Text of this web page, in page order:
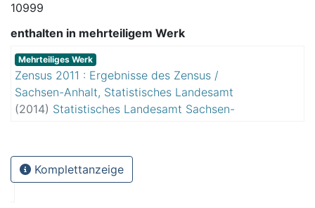
10999
enthalten in mehrteiligem Werk
Mehrteiliges Werk
Zensus 2011 : Ergebnisse des Zensus /
Sachsen-Anhalt, Statistisches Landesamt
(2014) Statistisches Landesamt Sachsen-
Komplettanzeige